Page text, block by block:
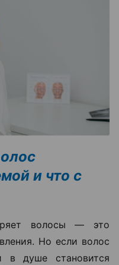
и что с
волосы — это
Но если волос
в душе становится